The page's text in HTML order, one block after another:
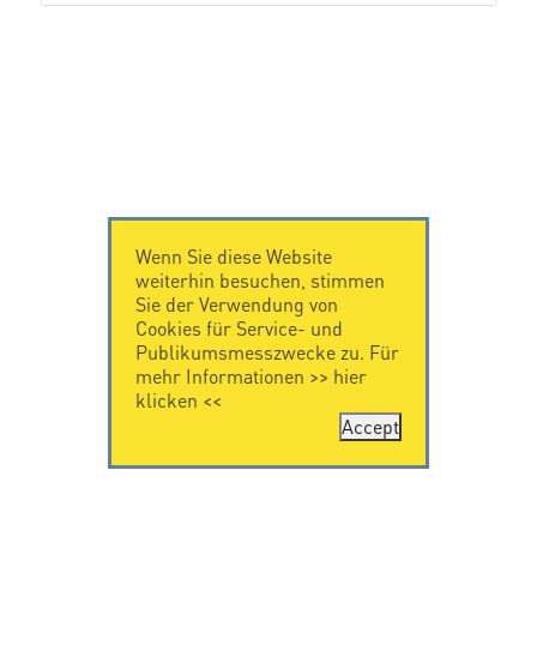
Wenn Sie diese Website
weiterhin besuchen, stimmen
Sie der Verwendung von
Cookies für Service- und
Publikumsmesszwecke zu. Für
mehr Informationen >> hier
klicken <<
Accept